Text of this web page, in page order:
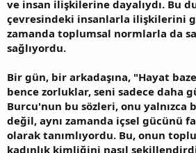
ve insan ilişkilerine dayalıydı. Bu
çevresindeki insanlarla ilişkilerini
zamanda toplumsal normlarla da
sağlıyordu.
Bir gün, bir arkadaşına, "Hayat
bence zorluklar, seni sadece daha
Burcu'nun bu sözleri, onu yalnızca
değil, aynı zamanda içsel gücünü
olarak tanımlıyordu. Bu, onun
kadınlık kimliğini nasıl